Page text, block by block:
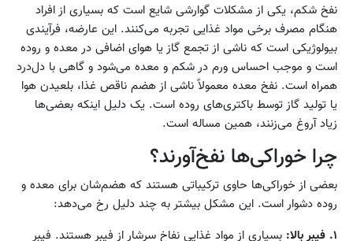
نفخ شکم، یکی از مشکلات گوارشی شایع است که بسیاری از افراد
هنگام مصرف برخی مواد غذایی تجربه می‌کنند. این عارضه، فرآیندی
بیولوژیکی است که ناشی از تجمع گاز یا هوای اضافی در معده و روده
است و موجب احساس ورم در شکم و معده می‌شود و گاهی با دل‌درد
همراه است. نفخ معده معمولاً ناشی از هضم ناقص غذا، بلعیدن هوا
یا تولید گاز توسط باکتری‌های روده است. یک دلیل اینکه بعضی‌ها
زیاد آروغ می‌زنند، همین مساله است.
چرا خوراکی‌ها نفخ‌آورند؟
بعضی از خوراکی‌ها حاوی ترکیباتی هستند که هضم‌شان برای معده و
روده دشوار است. این مشکل بیشتر به چند دلیل رخ می‌دهد:
۱. فیبر بالا:
بسیاری از مواد غذاییِ نفاخ سرشار از فیبر هستند. فیبر